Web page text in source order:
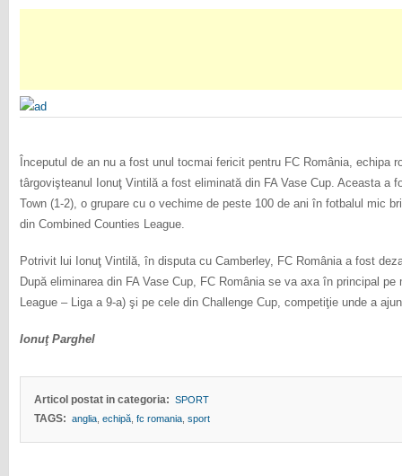
Începutul de an nu a fost unul tocmai fericit pentru FC România, echipa
târgovişteanul Ionuţ Vintilă a fost eliminată din FA Vase Cup. Aceasta a
Town (1-2), o grupare cu o vechime de peste 100 de ani în fotbalul mic
din Combined Counties League.
Potrivit lui Ionuţ Vintilă, în disputa cu Camberley, FC România a fost
După eliminarea din FA Vase Cup, FC România se va axa în principal
League – Liga a 9-a) şi pe cele din Challenge Cup, competiţie unde a
Ionuţ Parghel
Articol postat in categoria: SPORT
TAGS: anglia, echipă, fc romania, sport